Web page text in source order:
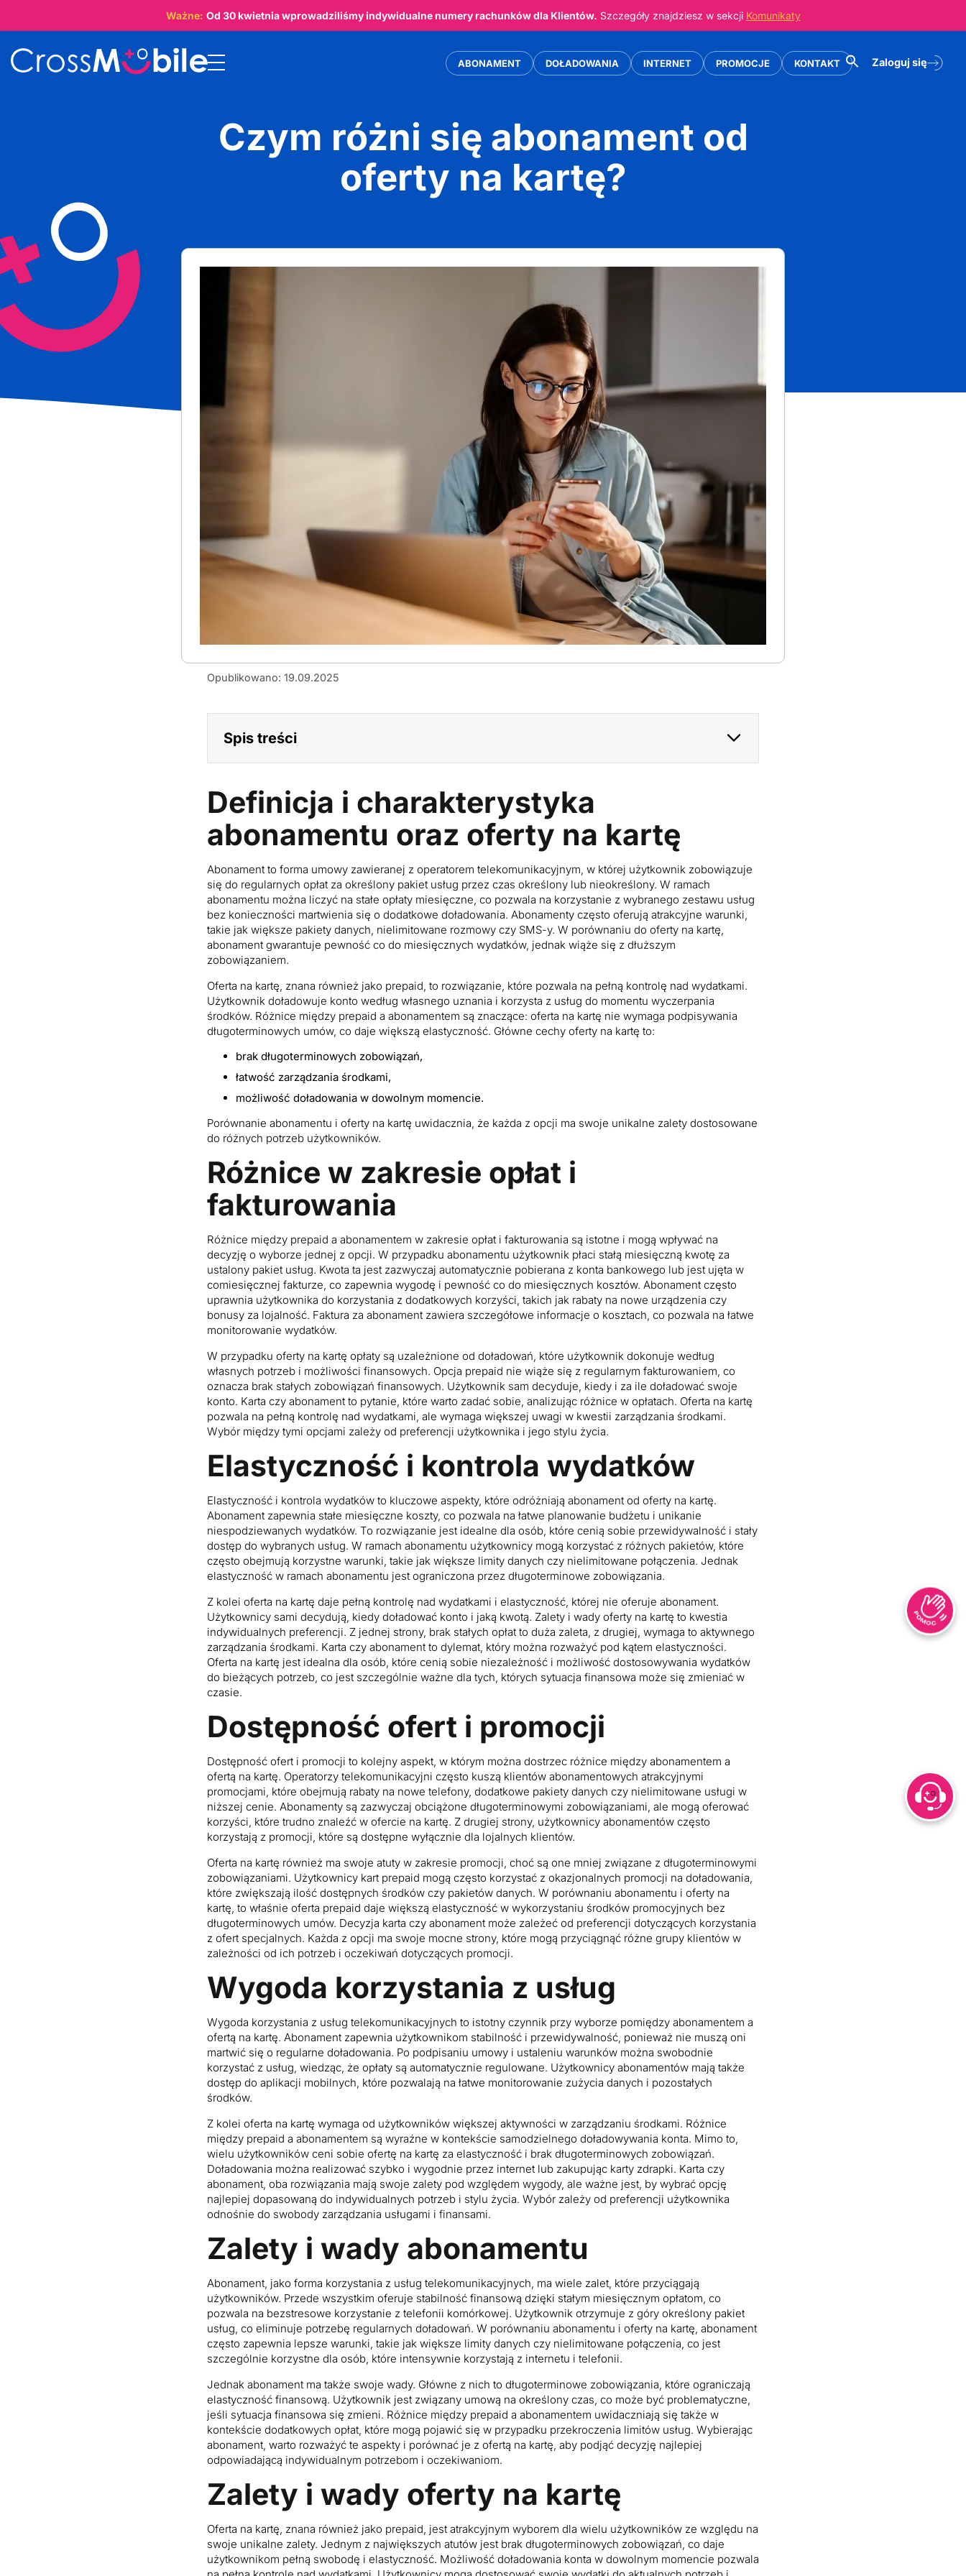
Ważne: Od 30 kwietniawprowadziliśmy indywidualne numery rachunków dla Klientów. Szczegóły znajdziesz w sekcji Komunikaty
ABONAMENT DOŁADOWANIA INTERNET PROMOCJE KONTAKT Zaloguj się
Czym różni się abonament od
oferty na kartę?
rozni-Opublikowano: 19.09.2025
Spis treści
Definicja i charakterystyka
abonamentu oraz oferty na kartę
Abonament to forma umowy zawieranej z operatorem telekomunikacyjnym, w której użytkownik zobowiązuje
się do regularnych opłat za określony pakiet usług przez czas określony lub nieokreślony. W ramach
abonamentu można liczyć na stałe opłaty miesięczne, co pozwala na korzystanie z wybranego zestawu usług
bez konieczności martwienia się o dodatkowe doładowania. Abonamenty często oferują atrakcyjne warunki,
takie jak większe pakiety danych, nielimitowane rozmowy czy SMS-y. W porównaniu do oferty na kartę,
abonament gwarantuje pewność co do miesięcznych wydatków, jednak wiąże się z dłuższym
zobowiązaniem.
Oferta na kartę, znana również jako prepaid, to rozwiązanie, które pozwala na pełną kontrolę nad wydatkami.
Użytkownik doładowuje konto według własnego uznania i korzysta z usług do momentu wyczerpania
środków. Różnice między prepaid a abonamentem są znaczące: oferta na kartę nie wymaga podpisywania
długoterminowych umów, co daje większą elastyczność. Główne cechy oferty na kartę to:
brak długoterminowych zobowiązań,
łatwość zarządzania środkami,
możliwość doładowania w dowolnym momencie.
Porównanie abonamentu i oferty na kartę uwidacznia, że każda z opcji ma swoje unikalne zalety dostosowane
do różnych potrzeb użytkowników.
Różnice w zakresie opłat i
fakturowania
Różnice między prepaid a abonamentem w zakresie opłat i fakturowania są istotne i mogą wpływać na
decyzję o wyborze jednej z opcji. W przypadku abonamentu użytkownik płaci stałą miesięczną kwotę za
ustalony pakiet usług. Kwota ta jest zazwyczaj automatycznie pobierana z konta bankowego lub jest ujęta w
comiesięcznej fakturze, co zapewnia wygodę i pewność co do miesięcznych kosztów. Abonament często
uprawnia użytkownika do korzystania z dodatkowych korzyści, takich jak rabaty na nowe urządzenia czy
bonusy za lojalność. Faktura za abonament zawiera szczegółowe informacje o kosztach, co pozwala na łatwe
monitorowanie wydatków.
W przypadku oferty na kartę opłaty są uzależnione od doładowań, które użytkownik dokonuje według
własnych potrzeb i możliwości finansowych. Opcja prepaid nie wiąże się z regularnym fakturowaniem, co
oznacza brak stałych zobowiązań finansowych. Użytkownik sam decyduje, kiedy i za ile doładować swoje
konto. Karta czy abonament to pytanie, które warto zadać sobie, analizując różnice w opłatach. Oferta na kartę
pozwala na pełną kontrolę nad wydatkami, ale wymaga większej uwagi w kwestii zarządzania środkami.
Wybór między tymi opcjami zależy od preferencji użytkownika i jego stylu życia.
Elastyczność i kontrola wydatków
Elastyczność i kontrola wydatków to kluczowe aspekty, które odróżniają abonament od oferty na kartę.
Abonament zapewnia stałe miesięczne koszty, co pozwala na łatwe planowanie budżetu i unikanie
niespodziewanych wydatków. To rozwiązanie jest idealne dla osób, które cenią sobie przewidywalność i stały
dostęp do wybranych usług. W ramach abonamentu użytkownicy mogą korzystać z różnych pakietów, które
często obejmują korzystne warunki, takie jak większe limity danych czy nielimitowane połączenia. Jednak
elastyczność w ramach abonamentu jest ograniczona przez długoterminowe zobowiązania.
Z kolei oferta na kartę daje pełną kontrolę nad wydatkami i elastyczność, której nie oferuje abonament.
Użytkownicy sami decydują, kiedy doładować konto i jaką kwotą. Zalety i wady oferty na kartę to kwestia
indywidualnych preferencji. Z jednej strony, brak stałych opłat to duża zaleta, z drugiej, wymaga to aktywnego
zarządzania środkami. Karta czy abonament to dylemat, który można rozważyć pod kątem elastyczności.
Oferta na kartę jest idealna dla osób, które cenią sobie niezależność i możliwość dostosowywania wydatków
do bieżących potrzeb, co jest szczególnie ważne dla tych, których sytuacja finansowa może się zmieniać w
czasie.
Dostępność ofert i promocji
Dostępność ofert i promocji to kolejny aspekt, w którym można dostrzec różnice między abonamentem a
ofertą na kartę. Operatorzy telekomunikacyjni często kuszą klientów abonamentowych atrakcyjnymi
promocjami, które obejmują rabaty na nowe telefony, dodatkowe pakiety danych czy nielimitowane usługi w
niższej cenie. Abonamenty są zazwyczaj obciążone długoterminowymi zobowiązaniami, ale mogą oferować
korzyści, które trudno znaleźć w ofercie na kartę. Z drugiej strony, użytkownicy abonamentów często
korzystają z promocji, które są dostępne wyłącznie dla lojalnych klientów.
Oferta na kartę również ma swoje atuty w zakresie promocji, choć są one mniej związane z długoterminowymi
zobowiązaniami. Użytkownicy kart prepaid mogą często korzystać z okazjonalnych promocji na doładowania,
które zwiększają ilość dostępnych środków czy pakietów danych. W porównaniu abonamentu i oferty na
kartę, to właśnie oferta prepaid daje większą elastyczność w wykorzystaniu środków promocyjnych bez
długoterminowych umów. Decyzja karta czy abonament może zależeć od preferencji dotyczących korzystania
z ofert specjalnych. Każda z opcji ma swoje mocne strony, które mogą przyciągnąć różne grupy klientów w
zależności od ich potrzeb i oczekiwań dotyczących promocji.
Wygoda korzystania z usług
Wygoda korzystania z usług telekomunikacyjnych to istotny czynnik przy wyborze pomiędzy abonamentem a
ofertą na kartę. Abonament zapewnia użytkownikom stabilność i przewidywalność, ponieważ nie muszą oni
martwić się o regularne doładowania. Po podpisaniu umowy i ustaleniu warunków można swobodnie
korzystać z usług, wiedząc, że opłaty są automatycznie regulowane. Użytkownicy abonamentów mają także
dostęp do aplikacji mobilnych, które pozwalają na łatwe monitorowanie zużycia danych i pozostałych
środków.
Z kolei oferta na kartę wymaga od użytkowników większej aktywności w zarządzaniu środkami. Różnice
między prepaid a abonamentem są wyraźne w kontekście samodzielnego doładowywania konta. Mimo to,
wielu użytkowników ceni sobie ofertę na kartę za elastyczność i brak długoterminowych zobowiązań.
Doładowania można realizować szybko i wygodnie przez internet lub zakupując karty zdrapki. Karta czy
abonament, oba rozwiązania mają swoje zalety pod względem wygody, ale ważne jest, by wybrać opcję
najlepiej dopasowaną do indywidualnych potrzeb i stylu życia. Wybór zależy od preferencji użytkownika
odnośnie do swobody zarządzania usługami i finansami.
Zalety i wady abonamentu
Abonament, jako forma korzystania z usług telekomunikacyjnych, ma wiele zalet, które przyciągają
użytkowników. Przede wszystkim oferuje stabilność finansową dzięki stałym miesięcznym opłatom, co
pozwala na bezstresowe korzystanie z telefonii komórkowej. Użytkownik otrzymuje z góry określony pakiet
usług, co eliminuje potrzebę regularnych doładowań. W porównaniu abonamentu i oferty na kartę, abonament
często zapewnia lepsze warunki, takie jak większe limity danych czy nielimitowane połączenia, co jest
szczególnie korzystne dla osób, które intensywnie korzystają z internetu i telefonii.
Jednak abonament ma także swoje wady. Główne z nich to długoterminowe zobowiązania, które ograniczają
elastyczność finansową. Użytkownik jest związany umową na określony czas, co może być problematyczne,
jeśli sytuacja finansowa się zmieni. Różnice między prepaid a abonamentem uwidaczniają się także w
kontekście dodatkowych opłat, które mogą pojawić się w przypadku przekroczenia limitów usług. Wybierając
abonament, warto rozważyć te aspekty i porównać je z ofertą na kartę, aby podjąć decyzję najlepiej
odpowiadającą indywidualnym potrzebom i oczekiwaniom.
Zalety i wady oferty na kartę
Oferta na kartę, znana również jako prepaid, jest atrakcyjnym wyborem dla wielu użytkowników ze względu na
swoje unikalne zalety. Jednym z największych atutów jest brak długoterminowych zobowiązań, co daje
użytkownikom pełną swobodę i elastyczność. Możliwość doładowania konta w dowolnym momencie pozwala